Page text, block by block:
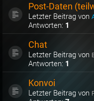
Post-Daten
Letzter Beitrag von
Antworten: 1
Chat
Letzter Beitrag von
Antworten: 1
Konvoi
Letzter Beitrag von